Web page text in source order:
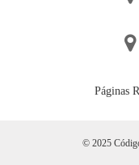
Páginas
© 2025